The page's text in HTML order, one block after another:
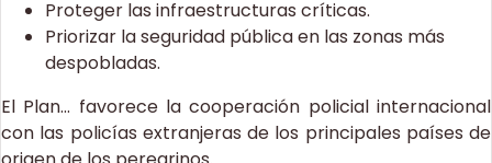
Proteger las infraestructuras críticas.
Priorizar la seguridad pública en las zonas más
despobladas.
El Plan... favorece la cooperación policial internacional
con las policías extranjeras de los principales países de